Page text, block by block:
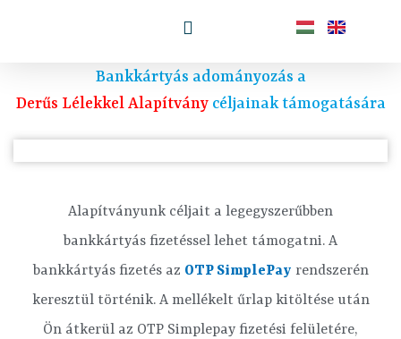
Bankkártyás adományozás a
Derűs Lélekkel Alapítványcéljainak támogatására
Alapítványunk céljait a legegyszerűbben
bankkártyás fizetéssel lehet támogatni. A
bankkártyás fizetés az OTP SimplePay rendszerén
keresztül történik. A mellékelt űrlap kitöltése után
Ön átkerül az OTP Simplepay fizetési felületére,